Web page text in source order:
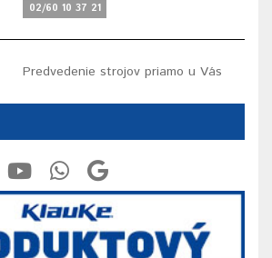
02/60 10 37 21
Predvedenie strojov priamo u Vás